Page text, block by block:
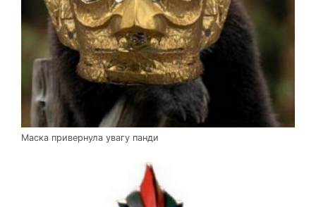
Маска привернула увагу панди